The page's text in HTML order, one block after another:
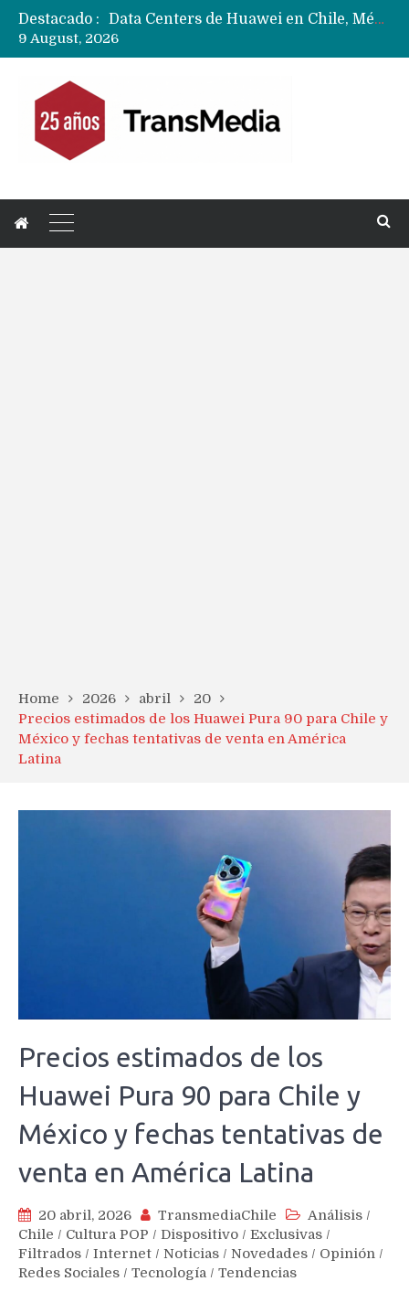
Destacado :
Data Centers de Huawei en Chile, México, Brasil,Perú y Argentina podrían verse afectados por arremetida de EE.UU
9 August, 2026
Home 2026 abril
20
Precios estimados de los Huawei Pura 90 para Chile y
México y fechas tentativas de venta en América
Latina
Precios estimados de los
Huawei Pura 90 para Chile y
México y fechas tentativas de
venta en América Latina
20 abril, 2026 TransmediaChile Análisis /
Chile / Cultura POP / Dispositivo / Exclusivas /
Filtrados / Internet / Noticias / Novedades / Opinión /
Redes Sociales / Tecnología / Tendencias